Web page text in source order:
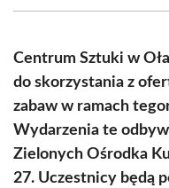
(Twitter)
Centrum Sztuki w
do skorzystania z
zabaw w ramach
Wydarzenia te
Zielonych Ośrodka
27. Uczestnicy będą